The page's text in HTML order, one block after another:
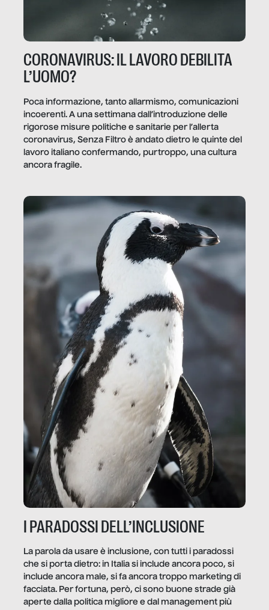
CORONAVIRUS: IL LAVORO DEBILITA
L’UOMO?
Poca informazione, tanto allarmismo, comunicazioni
incoerenti. A una settimana dall’introduzione delle
rigorose misure politiche e sanitarie per l’allerta
coronavirus, Senza Filtro è andato dietro le quinte del
lavoro italiano confermando, purtroppo, una cultura
ancora fragile.
I PARADOSSI DELL’INCLUSIONE
La parola da usare è inclusione, con tutti i paradossi
che si porta dietro: in Italia si include ancora poco, si
include ancora male, si fa ancora troppo marketing di
facciata. Per fortuna, però, ci sono buone strade già
aperte dalla politica migliore e dal management più